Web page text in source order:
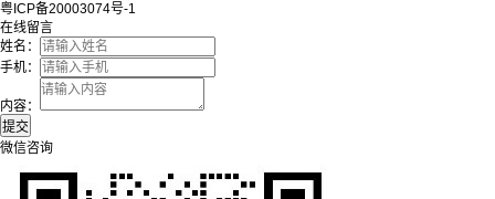
粤ICP备20003074号-1
在线留言
姓名：
手机：
内容：
微信咨询